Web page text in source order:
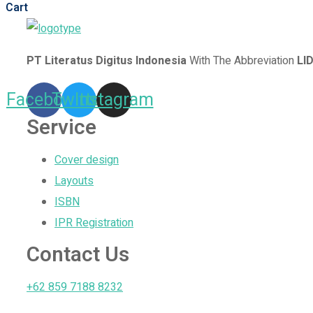
Cart
PT Literatus Digitus IndonesiaWith The Abbreviation
Facebook
Twitter
Instagram
Service
Cover design
Layouts
ISBN
IPR Registration
Contact Us
+62 859 7188 8232